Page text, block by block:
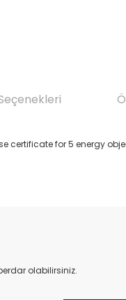
certificate for 5 energy
olabilirsiniz.